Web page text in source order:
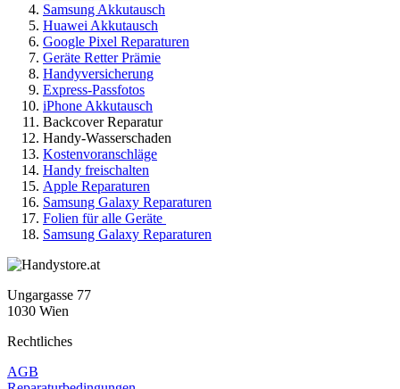
Samsung Akkutausch
Huawei Akkutausch
Google Pixel Reparaturen
Geräte Retter Prämie
Handyversicherung
Express-Passfotos
iPhone Akkutausch
Backcover Reparatur
Handy-Wasserschaden
Kostenvoranschläge
Handy freischalten
Apple Reparaturen
Samsung Galaxy Reparaturen
Folien für alle Geräte
Samsung Galaxy Reparaturen
Ungargasse 77
1030 Wien
Rechtliches
AGB